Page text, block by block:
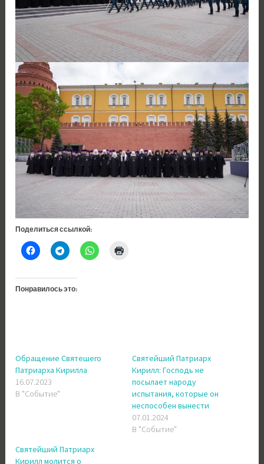
Поделиться ссылкой:
Понравилось это:
Обращение Святешего
Патриарха Кирилла
16.07.2023
В "Событие"
Святейший Патриарх
Кирилл: Господь не
посылает народу
испытания, которые он
неспособен вынести
07.01.2024
В "Событие"
Святейший Патриарх
Кирилл молится о